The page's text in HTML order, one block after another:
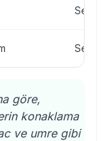
göre,
konaklama
ve umre gibi